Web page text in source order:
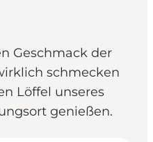
Geschmack der
schmecken
Löffel unseres
genießen.